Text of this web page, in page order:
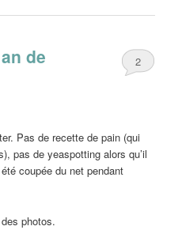
de
2
Pas de recette de pain (qui
pas de yeaspotting alors qu’il
coupée du net pendant
photos.